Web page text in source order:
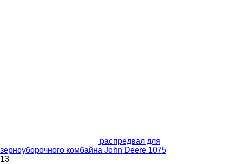
распредвал для
зерноуборочного комбайна John Deere 1075
13